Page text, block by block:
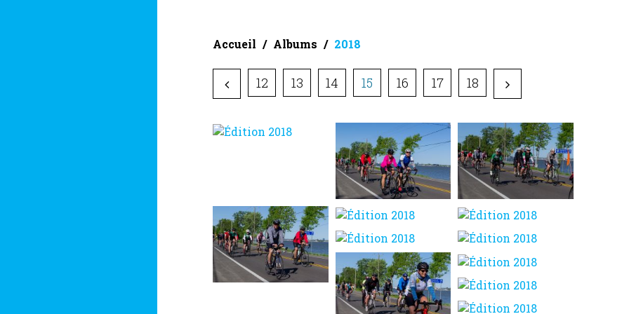
Accueil Albums 2018
12 13 14 15 16 17 18